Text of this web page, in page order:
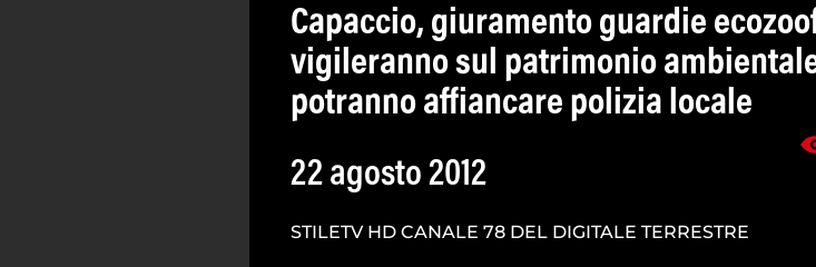
Capaccio, giuramento guardie
vigileranno sul patrimonio
potranno affiancare polizia locale
22 agosto 2012
STILETV HD CANALE 78 DEL DIGITALE TERRESTRE